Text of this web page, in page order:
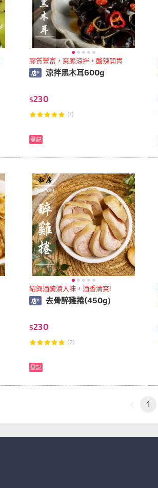
膠質豐富，爽脆涼拌，酸辣開胃
涼拌黑木耳600g
$230
(1)
登記
紹興酒醃漬入味，酒香清爽!
去骨醉雞捲(450g)
$230
(2)
登記
1